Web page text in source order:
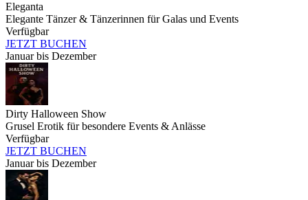
Eleganta
Elegante Tänzer & Tänzerinnen für Galas und Events
Verfügbar
JETZT BUCHEN
Januar bis Dezember
Dirty Halloween Show
Grusel Erotik für besondere Events & Anlässe
Verfügbar
JETZT BUCHEN
Januar bis Dezember